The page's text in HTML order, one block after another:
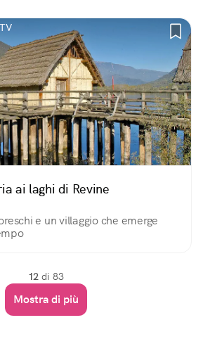
ai laghi di Revine
e un villaggio che emerge
12 di 83
Mostra di più